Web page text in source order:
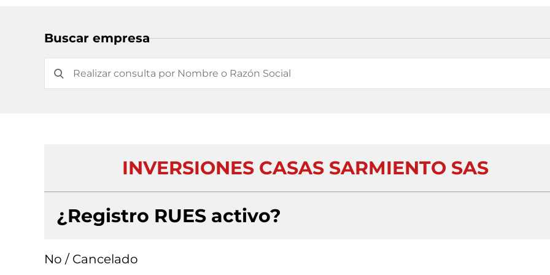
Buscar empresa
INVERSIONES CASAS SARMIENTO SAS
¿Registro RUES activo?
No / Cancelado